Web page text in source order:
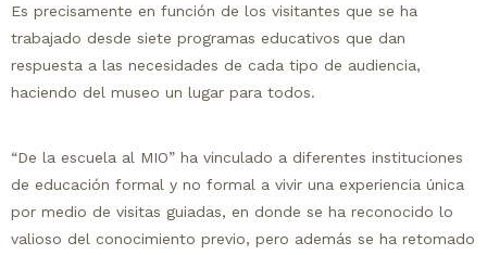
Es precisamente en función de los visitantes que se ha
trabajado desde siete programas educativos que dan
respuesta a las necesidades de cada tipo de audiencia,
haciendo del museo un lugar para todos.
“De la escuela al MIO” ha vinculado a diferentes instituciones
de educación formal y no formal a vivir una experiencia única
por medio de visitas guiadas, en donde se ha reconocido lo
valioso del conocimiento previo, pero además se ha retomado